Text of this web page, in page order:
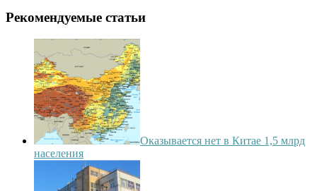
Рекомендуемые статьи
Оказывается нет в Китае 1,5 млрд
населения